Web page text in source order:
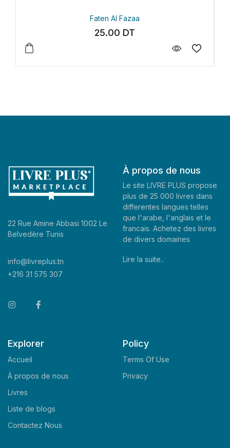
22 Rue Amine Abbasi 1002 Le
Belvedère Tunis
info@livreplus.tn
+216 31 575 307
À propos de nous
Le site LIVRE PLUS propose
plus de 25 000 livres dans
differentes langues telles
que l'arabe, l'anglais et le
francais. Achetez des livres
de divers domaines
Lire la suite..
Explorer
Accueil
À propos de nous
Livres
Liste de blogs
Contactez Nous
Policy
Terms Of Use
Privacy